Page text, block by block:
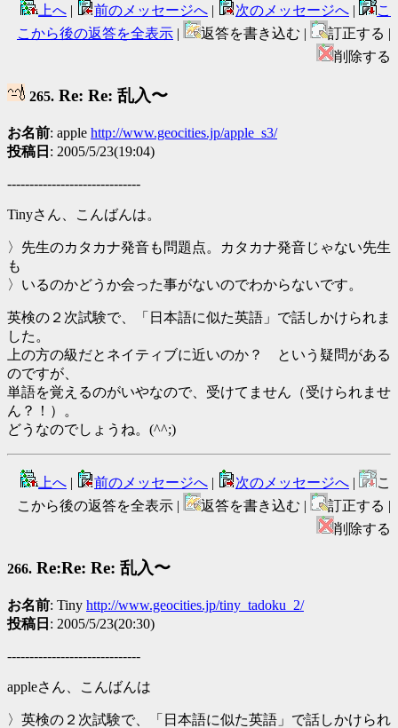
上へ | 前のメッセージへ | 次のメッセージへ |
こ
こから後の返答を全表示 | 返答を書き込む |
訂正する |
削除する
265. Re: Re: 乱入〜
お名前: apple http://www.geocities.jp/apple_s3/
投稿日 : 2005/5/23(19:04)
------------------------------
Tinyさん、こんばんは。
〉先生のカタカナ発音も問題点。カタカナ発音じゃない先生
も
〉いるのかどうか会った事がないのでわからないです。
英検の２次試験で、「日本語に似た英語」で話しかけられま
した。
上の方の級だとネイティブに近いのか？ という疑問がある
のですが、
単語を覚えるのがいやなので、受けてません（受けられませ
ん？！）。
どうなのでしょうね。(^^;)
上へ | 前のメッセージへ | 次のメッセージへ |
こ
こから後の返答を全表示 |
返答を書き込む |
訂正する |
削除する
266. Re:Re: Re: 乱入〜
お名前: Tiny http://www.geocities.jp/tiny_tadoku_2/
投稿日 : 2005/5/23(20:30)
------------------------------
appleさん、こんばんは
〉英検の２次試験で、「日本語に似た英語」で話しかけられ